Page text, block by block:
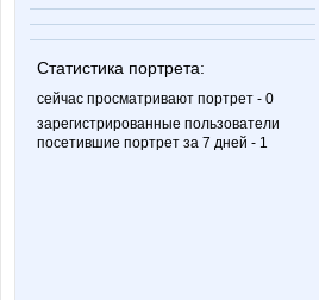
Статистика портрета:
сейчас просматривают портрет - 0
зарегистрированные пользователи
посетившие портрет за 7 дней - 1